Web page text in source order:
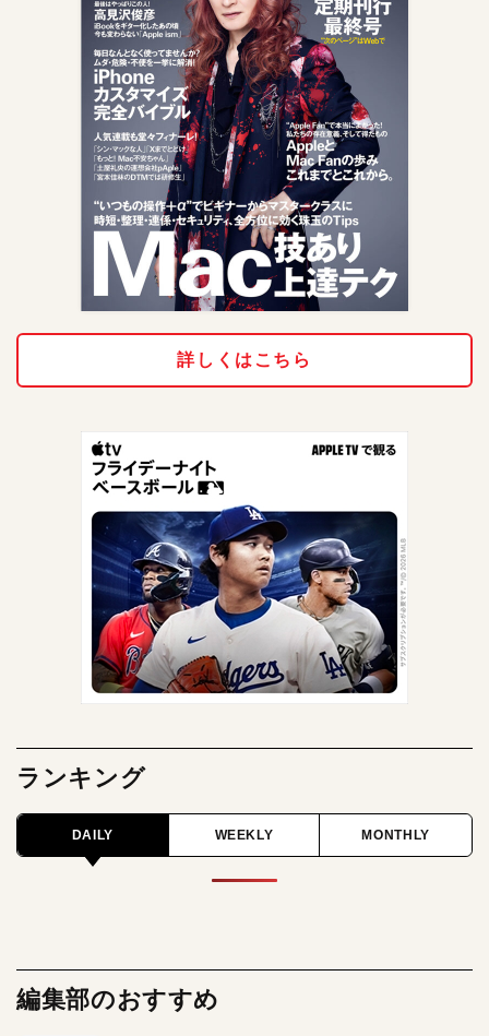
詳しくはこちら
ランキング
DAILY WEEKLY MONTHLY
編集部のおすすめ